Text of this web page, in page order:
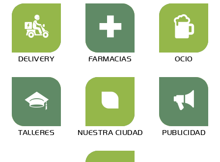
DELIVERY FARMACIAS OCIO
TALLERES NUESTRA CIUDAD PUBLICIDAD